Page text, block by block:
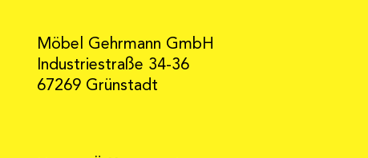
Möbel Gehrmann GmbH
Industriestraße 34-36
67269 Grünstadt